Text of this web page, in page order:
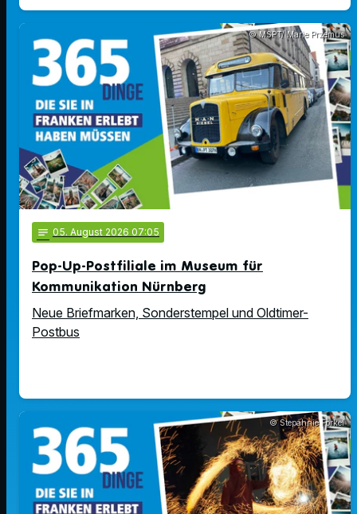
© MSPT/ Marie Przemus
notes 05. August 2026 07:05
Pop-Up-Postfiliale im Museum für
Kommunikation Nürnberg
Neue Briefmarken, Sonderstempel und Oldtimer-
Postbus
© Stepahnie Forkel